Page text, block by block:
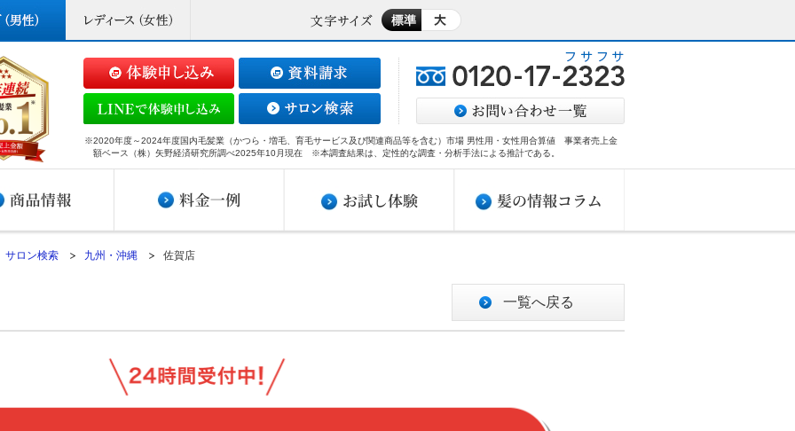
※2020年度～2024年度国内毛髪業（かつら・増毛、育毛サービス及び関連商品等を含む）市場 男性用・女性用合算値 事業者売上金
額ベース（株）矢野経済研究所調べ2025年10月現在 ※本調査結果は、定性的な調査・分析手法による推計である。​
サロン検索 九州・沖縄 佐賀店
一覧へ戻る